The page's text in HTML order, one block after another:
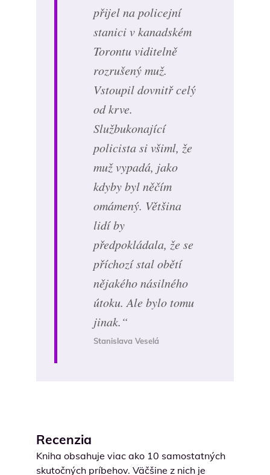
přijel na policejní
stanici v kanadském
Torontu viditelně
rozrušený muž.
Vstoupil dovnitř celý
od krve.
Službukonající
policista si všiml, že
muž vypadá, jako
kdyby byl něčím
omámený. Většina
lidí by
předpokládala, že se
příchozí stal obětí
nějakého násilného
útoku. Ale bylo tomu
jinak.“
Stanislava Veselá
Recenzia
Kniha obsahuje viac ako 10 samostatných
skutočných príbehov. Väčšine z nich je